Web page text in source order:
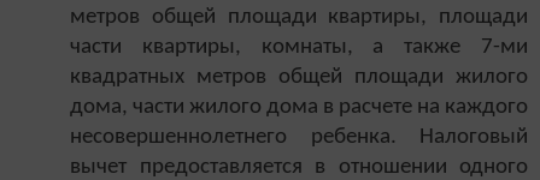
метров общей площади квартиры, площади
части квартиры, комнаты, а также 7-ми
квадратных метров общей площади жилого
дома, части жилого дома в расчете на каждого
несовершеннолетнего ребенка. Налоговый
вычет предоставляется в отношении одного